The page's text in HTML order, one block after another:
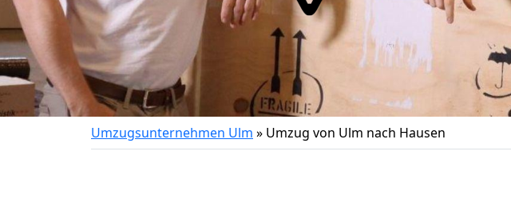
Umzugsunternehmen Ulm » Umzug von Ulm nach Hausen